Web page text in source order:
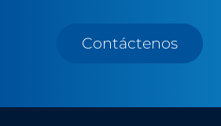
Contáctenos